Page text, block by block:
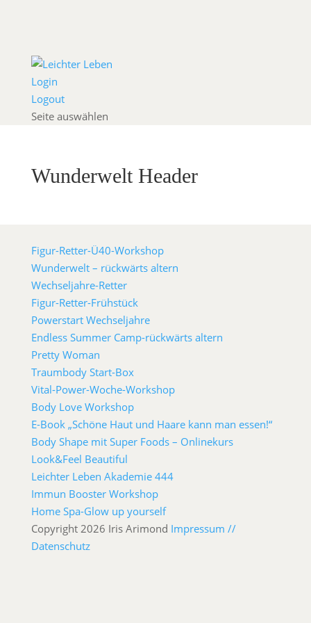
Login
Logout
Seite auswählen
Wunderwelt Header
Figur-Retter-Ü40-Workshop
Wunderwelt – rückwärts altern
Wechseljahre-Retter
Figur-Retter-Frühstück
Powerstart Wechseljahre
Endless Summer Camp-rückwärts altern
Pretty Woman
Traumbody Start-Box
Vital-Power-Woche-Workshop
Body Love Workshop
E-Book „Schöne Haut und Haare kann man essen!“
Body Shape mit Super Foods – Onlinekurs
Look&Feel Beautiful
Leichter Leben Akademie 444
Immun Booster Workshop
Home Spa-Glow up yourself
Copyright 2026 Iris Arimond Impressum //
Datenschutz